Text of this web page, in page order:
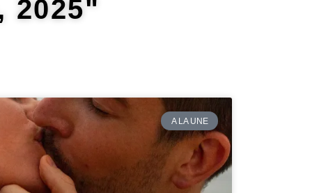
2025"
A LA UNE